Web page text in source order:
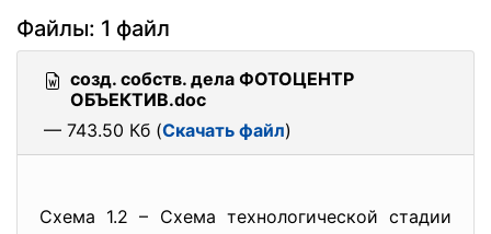
Файлы: 1 файл
созд. собств. дела ФОТОЦЕНТР
ОБЪЕКТИВ.doc
— 743.50 Кб (Скачать файл)
Схема 1.2 – Схема технологической стадии